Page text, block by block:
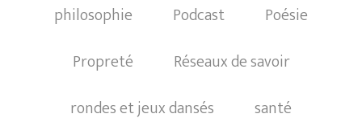
philosophie
Podcast
Poésie
Propreté
Réseaux de savoir
rondes et jeux dansés
santé